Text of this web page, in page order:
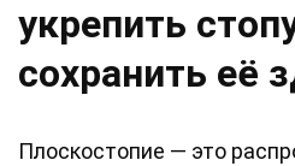
укрепить
сохранить её
Плоскостопие — это